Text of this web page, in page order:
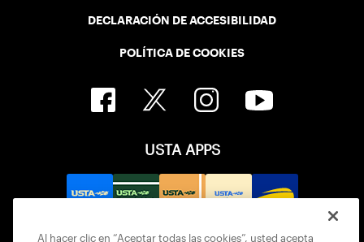
DECLARACIÓN DE ACCESIBILIDAD
POLÍTICA DE COOKIES
USTA APPS
Al hacer clic en “Aceptar todas las cookies”, usted acepta